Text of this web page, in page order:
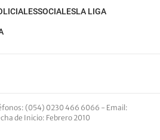
SOCIALESLA LIGA
: (054) 0230 466 6066 - Email:
de Inicio: Febrero 2010